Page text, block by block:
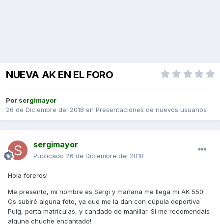
NUEVA AK EN EL FORO
Por sergimayor
26 de Diciembre del 2018 en Presentaciones de nuevos usuarios
sergimayor
Publicado 26 de Diciembre del 2018
Hola foreros!
Me presento, mi nombre es Sergi y mañana me llega mi AK 550!
Os subiré alguna foto, ya que me la dan con cúpula deportiva
Puig, porta matriculas, y candado de manillar. Si me recomendais
alguna chuche encantado!